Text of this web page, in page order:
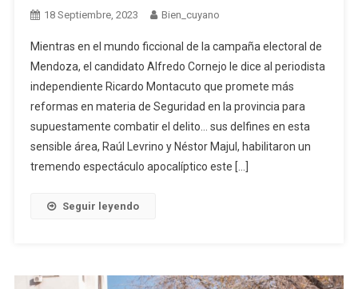
18 Septiembre, 2023 Bien_cuyano
Mientras en el mundo ficcional de la campaña electoral de
Mendoza, el candidato Alfredo Cornejo le dice al periodista
independiente Ricardo Montacuto que promete más
reformas en materia de Seguridad en la provincia para
supuestamente combatir el delito… sus delfines en esta
sensible área, Raúl Levrino y Néstor Majul, habilitaron un
tremendo espectáculo apocalíptico este […]
Seguir leyendo